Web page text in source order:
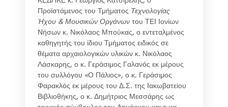
Προϊστάμενος του Τμήματος Τεχνολογίας
Ήχου & Μουσικών Οργάνων του ΤΕΙ Ιονίων
Νήσων κ. Νικόλαος Μπούκας, ο εντεταλμένος
καθηγητής του ίδιου Τμήματος ειδικός σε
θέματα αρχαιολογικών υλικών κ. Νικόλαος
Λάσκαρης, ο κ. Γεράσιμος Γαλανός εκ μέρους
του συλλόγου «Ο Πάλιος», ο κ. Γεράσιμος
Φαρακλός εκ μέρους του Δ.Σ. της Ιακωβατείου
Βιβλιοθήκης, ο κ. Δημήτριος Μεσσάρης ως